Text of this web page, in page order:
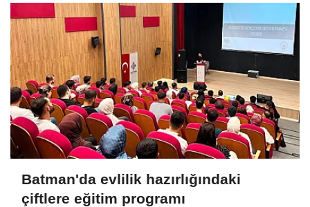
Batman'da evlilik hazırlığındaki
çiftlere eğitim programı